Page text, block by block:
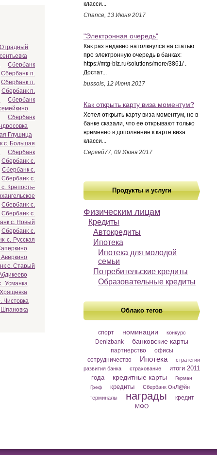
класси...
Chance, 13 Июня 2017
"Электронная очередь"
Как раз недавно натолкнулся на статью
про электронную очередь в банках:
https://mtg-biz.ru/solutions/more/3861/ .
Достат...
bussols, 12 Июня 2017
Как открыть карту виза моментум?
Хотел открыть карту виза моментум, но в
банке сказали, что ее открывают только
временно в дополнение к карте виза
класси...
Сергей77, 09 Июня 2017
Продукты и услуги
Физическим лицам
Кредиты
Автокредиты
Ипотека
Ипотека для молодой
семьи
Потребительские кредиты
Образовательные кредиты
Облако тегов
спорт номинации конкурс
Denizbank банковские карты
партнерство
офисы
сотрудничество
Ипотека
стратегии
развития банка
страхование
итоги 2011
года
кредитные карты
Герман
Греф
кредиты
Сбербанк ОнЛ@йн
терминалы
награды
кредит
МФО
Сбербанк
Сбербанк п.
Сбербанк п.
Сбербанк п.
Сбербанк
Сбербанк
Глушица
с. Большая
Сбербанк
Сбербанк с.
Сбербанк с.
Сбербанк с.
Крепость-
Сбербанк с.
Сбербанк с.
с. Новый
Сбербанк с.
с. Русская
с. Старый
Усманка
Чистовка